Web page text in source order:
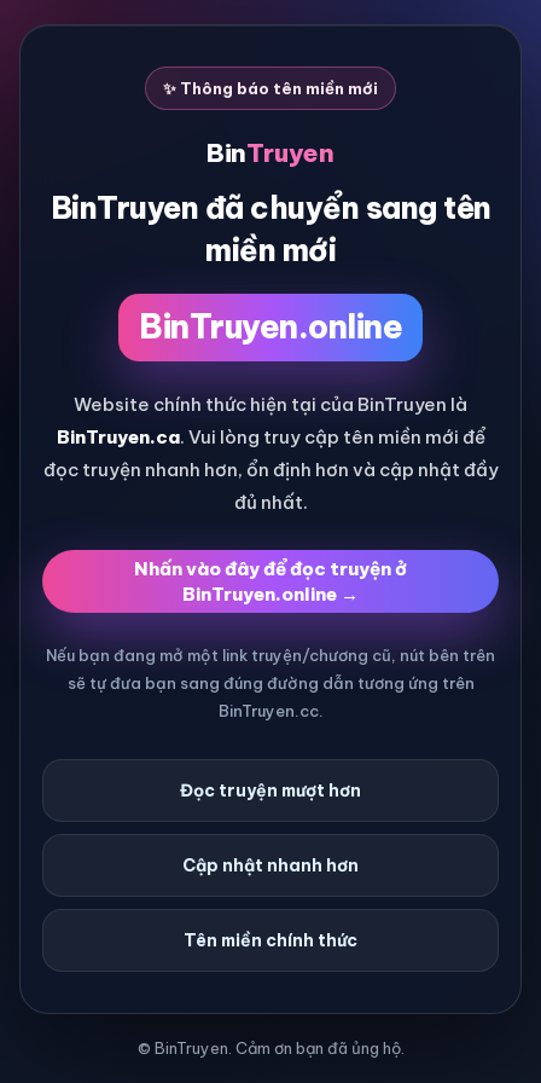
✨ Thông báo tên miền mới
BinTruyen
BinTruyen đã chuyển sang tên
miền mới
BinTruyen.online
Website chính thức hiện tại của BinTruyen là
BinTruyen.ca. Vui lòng truy cập tên miền mới để
đọc truyện nhanh hơn, ổn định hơn và cập nhật đầy
đủ nhất.
Nhấn vào đây để đọc truyện ở
BinTruyen.online →
Nếu bạn đang mở một link truyện/chương cũ, nút bên trên
sẽ tự đưa bạn sang đúng đường dẫn tương ứng trên
BinTruyen.cc.
Đọc truyện mượt hơn
Cập nhật nhanh hơn
Tên miền chính thức
© BinTruyen. Cảm ơn bạn đã ủng hộ.